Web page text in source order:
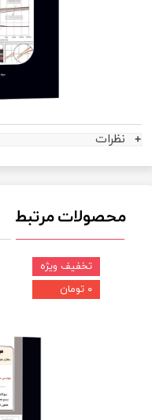
نظرات
محصولات مرتبط
تخفیف ویژه
۰ تومان